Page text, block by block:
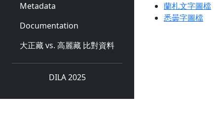
Metadata
Documentation
大正藏 vs. 高麗藏 比對資料
DILA 2025
蘭札文字圖檔
悉曇字圖檔